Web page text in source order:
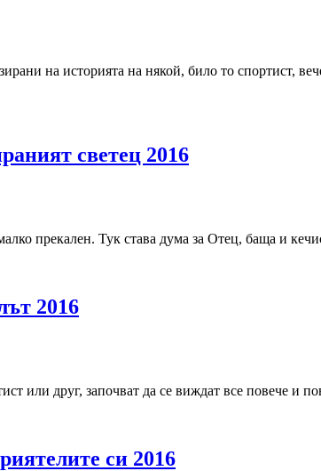
на историята на някой, било то спортист,
светец 2016
прекален. Тук става дума за Отец, баща и
2016
или друг, започват да се виждат все повече и
си 2016